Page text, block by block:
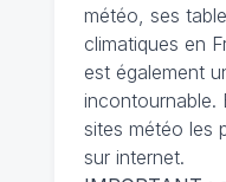
météo, ses
climatiques en
est également
incontournable.
sites météo les
sur internet.